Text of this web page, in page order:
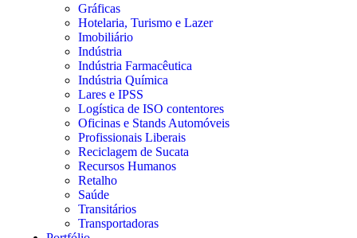
Gráficas
Hotelaria, Turismo e Lazer
Imobiliário
Indústria
Indústria Farmacêutica
Indústria Química
Lares e IPSS
Logística de ISO contentores
Oficinas e Stands Automóveis
Profissionais Liberais
Reciclagem de Sucata
Recursos Humanos
Retalho
Saúde
Transitários
Transportadoras